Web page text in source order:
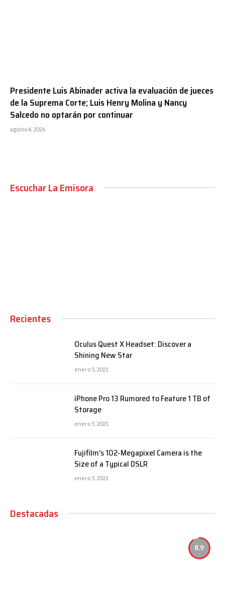
Presidente Luis Abinader activa la evaluación de jueces
de la Suprema Corte; Luis Henry Molina y Nancy
Salcedo no optarán por continuar
agosto 4, 2026
Escuchar La Emisora
Recientes
Oculus Quest X Headset: Discover a
Shining New Star
enero 5, 2021
iPhone Pro 13 Rumored to Feature 1 TB of
Storage
enero 5, 2021
Fujifilm’s 102-Megapixel Camera is the
Size of a Typical DSLR
enero 5, 2021
Destacadas
8.9